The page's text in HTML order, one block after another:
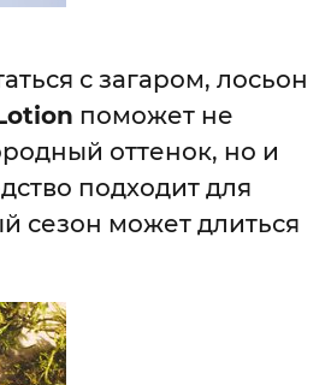
с загаром, лосьон
поможет не
оттенок, но и
подходит для
сезон может длиться